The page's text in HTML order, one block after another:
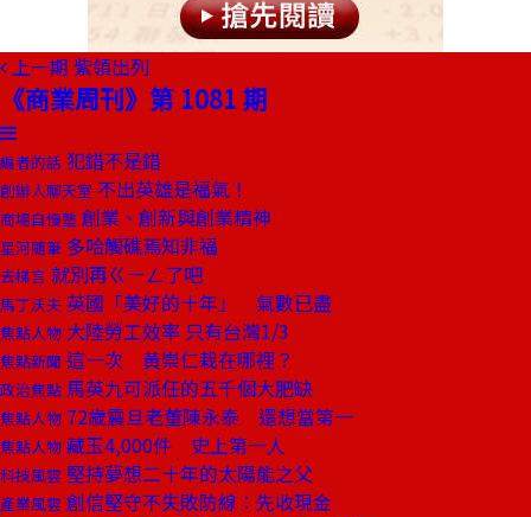
上一期 紫領出列
《商業周刊》第 1081 期
編者的話 犯錯不是錯
創辦人聊天室 不出英雄是福氣！
商場自慢塾 創業、創新與創業精神
星河隨筆 多哈觸礁焉知非福
去梯言 就別再ㄍㄧㄥ了吧
馬丁沃夫 英國「美好的十年」 氣數已盡
焦點人物 大陸勞工效率 只有台灣1/3
焦點新聞 這一次 黃崇仁栽在哪裡？
政治焦點 馬英九可派任的五千個大肥缺
焦點人物 72歲震旦老董陳永泰 還想當第一
焦點人物 藏玉4,000件 史上第一人
科技風雲 堅持夢想二十年的太陽能之父
產業風雲 創信堅守不失敗防線：先收現金